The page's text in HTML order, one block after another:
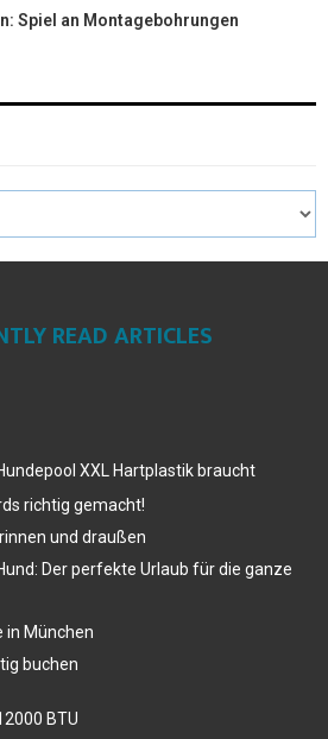
Spiel an Montagebohrungen
READ ARTICLES
XXL Hartplastik braucht
richtig gemacht!
und draußen
Der perfekte Urlaub für die ganze
in München
buchen
BTU